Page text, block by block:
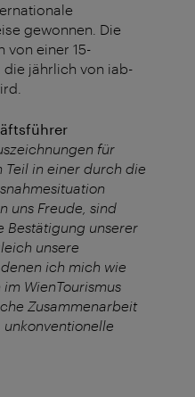
gewonnen. Die
von einer 15-
die jährlich von iab-
für
Teil in einer durch die
uns Freude, sind
Bestätigung unserer
unsere
ich mich wie
WienTourismus
Zusammenarbeit